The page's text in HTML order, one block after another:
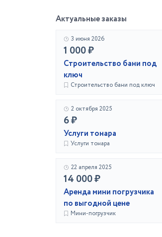
Актуальные заказы
3 июня 2026
1 000 ₽
Строительство бани под
ключ
Строительство бани под ключ
2 октября 2025
6 ₽
Услуги тонара
Услуги тонара
22 апреля 2025
14 000 ₽
Аренда мини погрузчика
по выгодной цене
Мини-погрузчик